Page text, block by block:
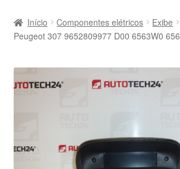
Carrinho
Envio para todo o planeta
Início Componentes elétricos Exibe
Peugeot 307 9652809977 D00 6563W0